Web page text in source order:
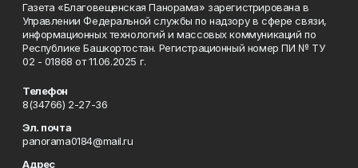
Газета «Благовещенская Панорама» зарегистрирована в
Управлении Федеральной службы по надзору в сфере связи,
информационных технологий и массовых коммуникаций по
Республике Башкортостан. Регистрационный номер ПИ № ТУ
02 - 01868 от 11.06.2025 г.
Телефон
8(34766) 2-27-36
Эл. почта
panorama0184@mail.ru
Адрес